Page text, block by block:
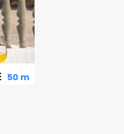
50 m